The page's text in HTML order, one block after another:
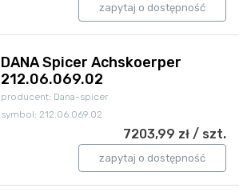
zapytaj o dostępność
DANA Spicer Achskoerper
212.06.069.02
producent: Dana-spicer
symbol: 212.06.069.02
7203,99 zł / szt.
zapytaj o dostępność